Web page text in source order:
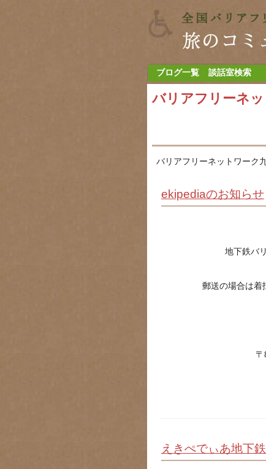
ブログ一覧 談話室検索
バリアフリーネ
バリアフリーネットワーク
ekipediaのお知らせ
地下鉄バ
郵送の場合は着
えきぺでぃあ地下